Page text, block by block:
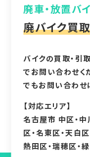
廃車・放置バ
廃バイク買
バイクの買取・引
でお問い合わせく
でもお問い合わせ
【対応エリア】
名古屋市 中区・中
区・名東区・天白
熱田区・瑞穂区・